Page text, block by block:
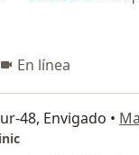
En línea
48, Envigado •